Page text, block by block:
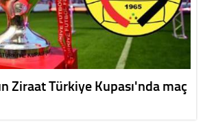
Ziraat Türkiye Kupası'nda maç